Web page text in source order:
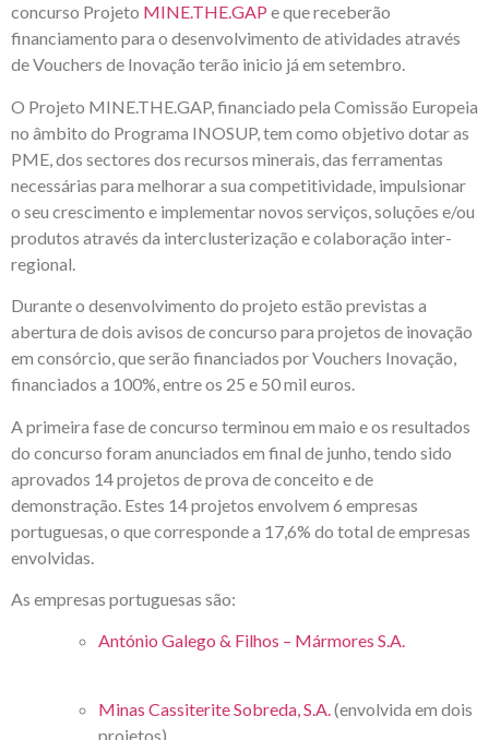
concurso Projeto MINE.THE.GAP e que receberão
financiamento para o desenvolvimento de atividades através
de Vouchers de Inovação terão inicio já em setembro.
O Projeto MINE.THE.GAP, financiado pela Comissão Europeia
no âmbito do Programa INOSUP, tem como objetivo dotar as
PME, dos sectores dos recursos minerais, das ferramentas
necessárias para melhorar a sua competitividade, impulsionar
o seu crescimento e implementar novos serviços, soluções e/ou
produtos através da interclusterização e colaboração inter-
regional.
Durante o desenvolvimento do projeto estão previstas a
abertura de dois avisos de concurso para projetos de inovação
em consórcio, que serão financiados por Vouchers Inovação,
financiados a 100%, entre os 25 e 50 mil euros.
A primeira fase de concurso terminou em maio e os resultados
do concurso foram anunciados em final de junho, tendo sido
aprovados 14 projetos de prova de conceito e de
demonstração. Estes 14 projetos envolvem 6 empresas
portuguesas, o que corresponde a 17,6% do total de empresas
envolvidas.
As empresas portuguesas são:
António Galego & Filhos – Mármores S.A.
Minas Cassiterite Sobreda, S.A. (envolvida em dois
projetos)